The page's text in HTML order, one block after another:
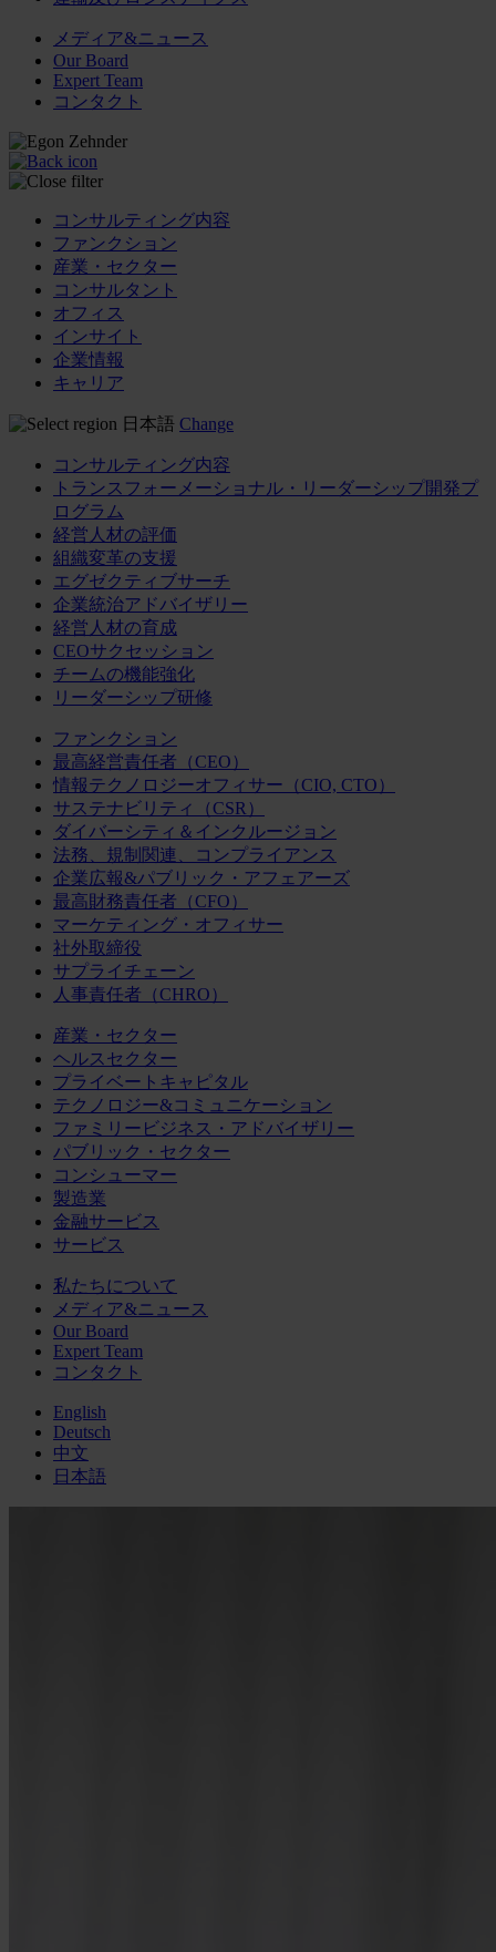
メディア&ニュース
Our Board
Expert Team
コンタクト
コンサルティング内容
ファンクション
産業・セクター
コンサルタント
オフィス
インサイト
企業情報
キャリア
日本語 Change
コンサルティング内容
トランスフォーメーショナル・リーダーシップ開発プ
ログラム
経営人材の評価
組織変革の支援
エグゼクティブサーチ
企業統治アドバイザリー
経営人材の育成
CEOサクセッション
チームの機能強化
リーダーシップ研修
ファンクション
最高経営責任者（CEO）
情報テクノロジーオフィサー（CIO, CTO）
サステナビリティ（CSR）
ダイバーシティ＆インクルージョン
法務、規制関連、コンプライアンス
企業広報&パブリック・アフェアーズ
最高財務責任者（CFO）
マーケティング・オフィサー
社外取締役
サプライチェーン
人事責任者（CHRO）
産業・セクター
ヘルスセクター
プライベートキャピタル
テクノロジー&コミュニケーション
ファミリービジネス・アドバイザリー
パブリック・セクター
コンシューマー
製造業
金融サービス
サービス
私たちについて
メディア&ニュース
Our Board
Expert Team
コンタクト
English
Deutsch
中文
日本語